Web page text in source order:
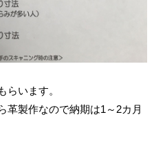
らいます。
革製作なので納期は1～2カ月